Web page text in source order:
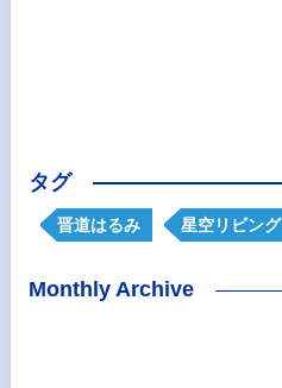
タグ
晋道はるみ 星空リビング
Monthly Archive